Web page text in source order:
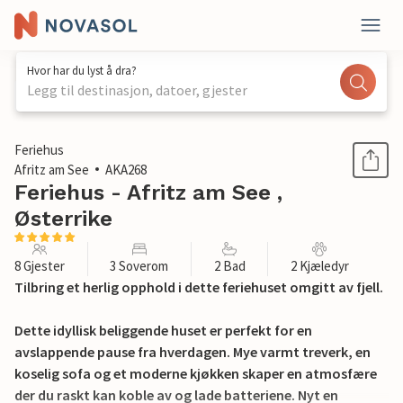
Hvor har du lyst å dra?
Legg til destinasjon, datoer, gjester
1 / 38
Feriehus
Afritz am See
AKA268
Feriehus - Afritz am See ,
Østerrike
8 Gjester 3 Soverom 2 Bad 2 Kjæledyr
Tilbring et herlig opphold i dette feriehuset omgitt av fjell.
Dette idyllisk beliggende huset er perfekt for en
avslappende pause fra hverdagen. Mye varmt treverk, en
koselig sofa og et moderne kjøkken skaper en atmosfære
der du raskt kan koble av og lade batteriene. Nyt en